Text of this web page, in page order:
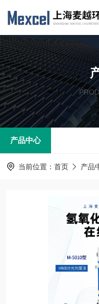
产品中心
当前位置： 首页 产品